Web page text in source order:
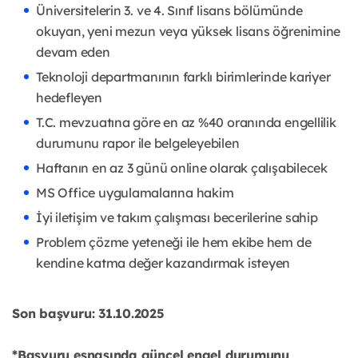
Üniversitelerin 3. ve 4. Sınıf lisans bölümünde
okuyan, yeni mezun veya yüksek lisans öğrenimine
devam eden
Teknoloji departmanının farklı birimlerinde kariyer
hedefleyen
T.C. mevzuatına göre en az %40 oranında engellilik
durumunu rapor ile belgeleyebilen
Haftanın en az 3 günü online olarak çalışabilecek
MS Office uygulamalarına hakim
İyi iletişim ve takım çalışması becerilerine sahip
Problem çözme yeteneği ile hem ekibe hem de
kendine katma değer kazandırmak isteyen
Son başvuru: 31.10.2025